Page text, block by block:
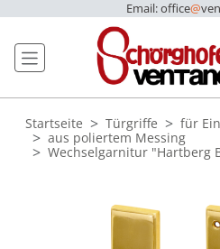
Email: office@
Startseite Türgriffe
für
aus poliertem Messing
Wechselgarnitur "Hartberg